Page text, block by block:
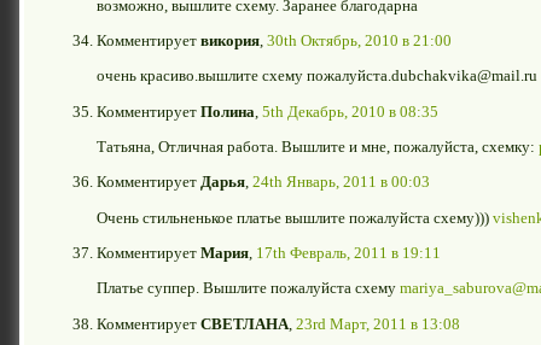
возможно, вышлите схему. Заранее благодарна
Комментирует викория, 30th Октябрь, 2010 в 21:00
очень красиво.вышлите схему пожалуйста.dubchakvika@mail.ru
Комментирует Полина 5th Декабрь, 2010 в 08:35
Татьяна, Отличная работа. Вышлите и мне, пожалуйста, схемку:
Комментирует Дарья, 24th Январь, 2011 в 00:03
Очень стильненькое платье вышлите пожалуйста схему)))
Комментирует Мария 17th Февраль, 2011 в 19:11
Платье суппер. Вышлите пожалуйста схему
Комментирует СВЕТЛАНА 23rd Март, 2011 в 13:08